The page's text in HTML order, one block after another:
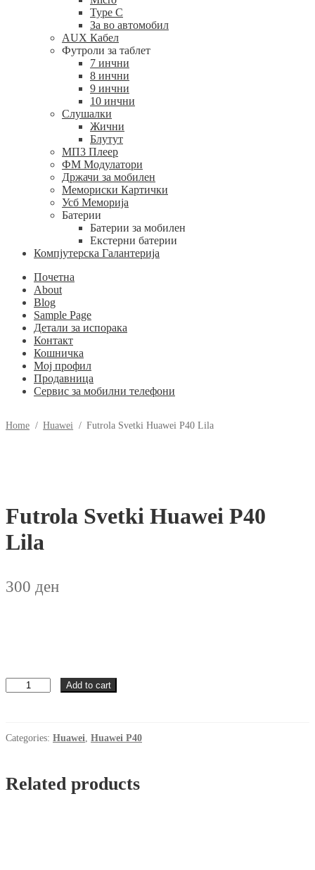
Type C
За во автомобил
AUX Кабел
Футроли за таблет
7 инчни
8 инчни
9 инчни
10 инчни
Слушалки
Жични
Блутут
МП3 Плеер
ФМ Модулатори
Држачи за мобилен
Мемориски Картички
Усб Меморија
Батерии
Батерии за мобилен
Екстерни батерии
Компјутерска Галантерија
Почетна
About
Blog
Sample Page
Детали за испорака
Контакт
Кошничка
Мој профил
Продавница
Сервис за мобилни телефони
Home / Huawei / Futrola Svetki Huawei P40 Lila
Futrola Svetki Huawei P40
Lila
300 ден
Futrola
Svetki
Lila
quantity
Add to cart
Categories: Huawei Huawei P40
Related products